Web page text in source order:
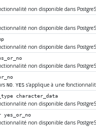
non disponible dans
non disponible dans
non disponible dans
non disponible dans
NO. YESs'applique à une
character_data
non disponible dans
yes_or_no
non disponible dans